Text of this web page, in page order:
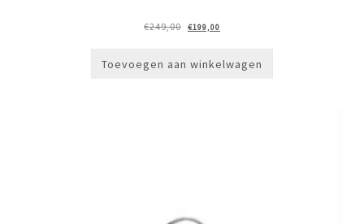
€249,00
Oorspronkelijke
prijs
€199,00
prijs
Toevoegen aan winkelwagen